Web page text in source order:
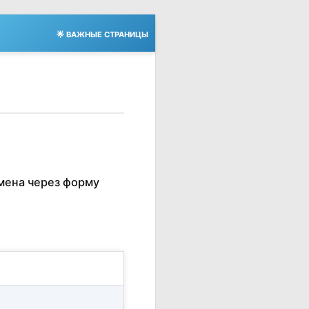
🌟 ВАЖНЫЕ СТРАНИЦЫ
через форму